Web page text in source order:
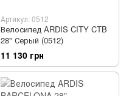
Артикул: 0512
Велосипед ARDIS CITY CTB
28" Серый (0512)
11 130 грн